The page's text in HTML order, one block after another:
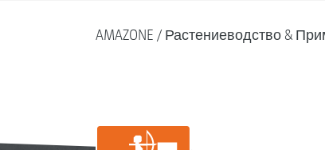
AMAZONE Растениеводство &